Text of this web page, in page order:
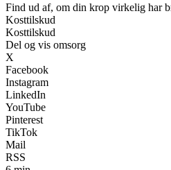
Find ud af, om din krop virkelig har
Kosttilskud
Kosttilskud
Del og vis omsorg
X
Facebook
Instagram
LinkedIn
YouTube
Pinterest
TikTok
Mail
RSS